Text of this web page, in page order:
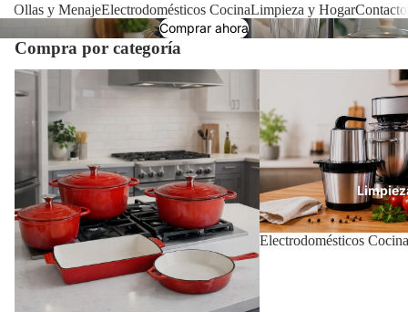
Ollas y MenajeElectrodomésticos CocinaLimpieza y HogarContacto
Comprar ahora
Compra por categoría
Ollas y Menaje Electrodomésticos Cocina
Electrodomésticos Cocina